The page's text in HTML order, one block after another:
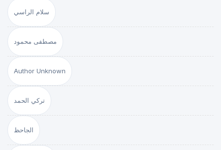
سلام الراسي
مصطفى محمود
Author Unknown
تركي الحمد
الجاحظ